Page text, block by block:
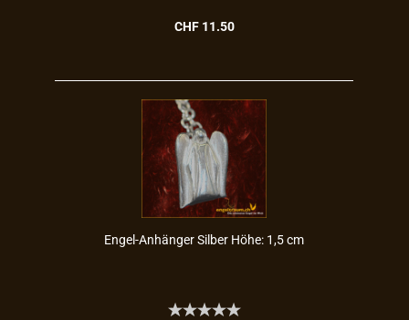
CHF 11.50
Engel-​​An­hän­ger Sil­ber Höhe: 1,5 cm